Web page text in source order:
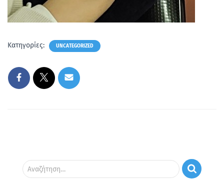
Κατηγορίες: UNCATEGORIZED
Αναζήτηση…